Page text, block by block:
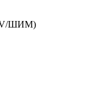
ШИМ)